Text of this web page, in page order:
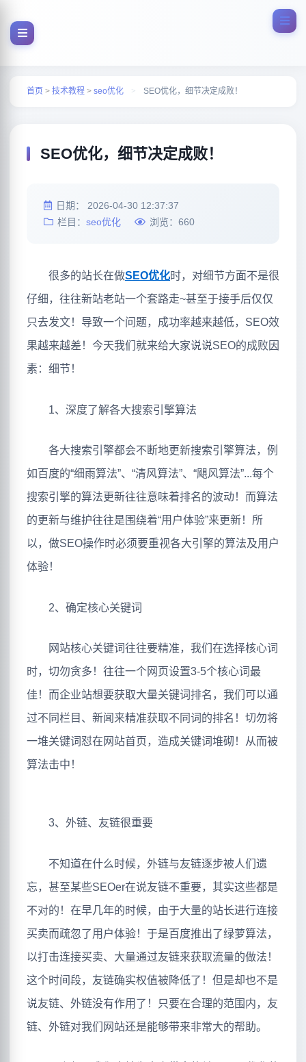
首页 > 技术教程 > seo优化 > SEO优化，细节决定成败！
SEO优化，细节决定成败！
日期： 2026-04-30 12:37:37
栏目： seo优化 浏览： 660
很多的站长在做SEO优化时，对细节方面不是很
仔细，往往新站老站一个套路走~甚至于接手后仅仅
只去发文！导致一个问题，成功率越来越低，SEO效
果越来越差！今天我们就来给大家说说SEO的成败因
素：细节！
1、深度了解各大搜索引擎算法
各大搜索引擎都会不断地更新搜索引擎算法，例
如百度的“细雨算法”、“清风算法”、“飓风算法”...每个
搜索引擎的算法更新往往意味着排名的波动！而算法
的更新与维护往往是围绕着“用户体验”来更新！所
以，做SEO操作时必须要重视各大引擎的算法及用户
体验！
2、确定核心关键词
网站核心关键词往往要精准，我们在选择核心词
时，切勿贪多！往往一个网页设置3-5个核心词最
佳！而企业站想要获取大量关键词排名，我们可以通
过不同栏目、新闻来精准获取不同词的排名！切勿将
一堆关键词怼在网站首页，造成关键词堆砌！从而被
算法击中！
3、外链、友链很重要
不知道在什么时候，外链与友链逐步被人们遗
忘，甚至某些SEOer在说友链不重要，其实这些都是
不对的！在早几年的时候，由于大量的站长进行连接
买卖而疏忽了用户体验！于是百度推出了绿萝算法，
以打击连接买卖、大量通过友链来获取流量的做法！
这个时间段，友链确实权值被降低了！但是却也不是
说友链、外链没有作用了！只要在合理的范围内，友
链、外链对我们网站还是能够带来非常大的帮助。